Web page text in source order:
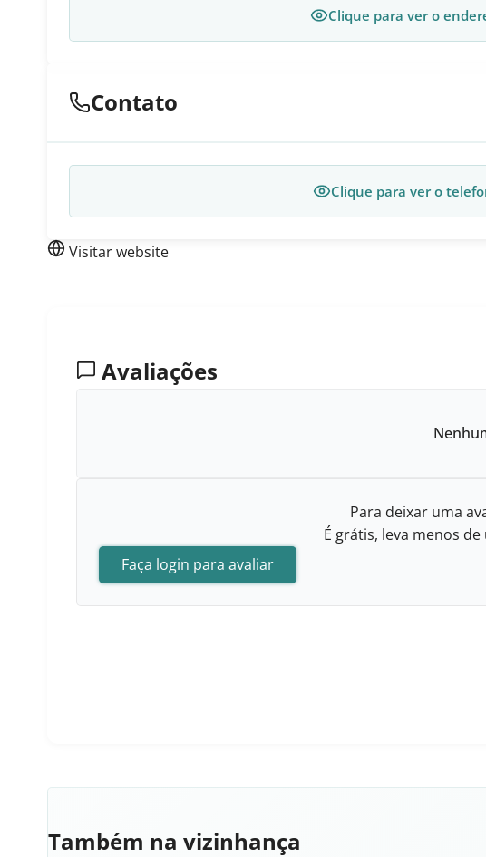
Clique para ver o
Contato
Clique para ver o
Visitar website
Avaliações
Para deixar uma
É grátis, leva menos
Faça login para avaliar
Também na vizinhança